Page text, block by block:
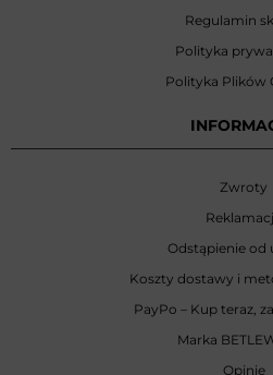
Regulamin
Polityka
Polityka Plików
Zwroty
Odstąpienie od
Koszty dostawy i
PayPo – Kup teraz,
Marka
Opinie